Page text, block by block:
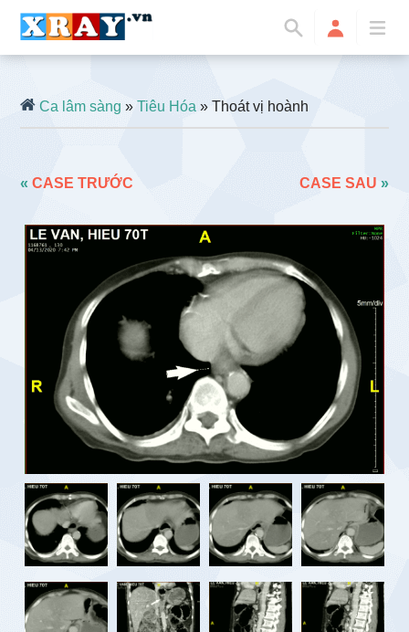
Ca lâm sàng »Tiêu Hóa » Thoát vị hoành
«CASE TRƯỚC CASE SAU »